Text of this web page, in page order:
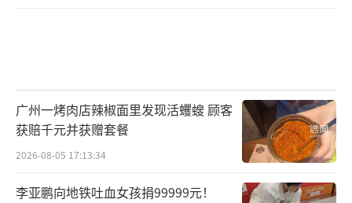
广州一烤肉店辣椒面里发现活蠼螋 顾客
获赔千元并获赠套餐
2026-08-05 17:13:34
李亚鹏向地铁吐血女孩捐99999元！